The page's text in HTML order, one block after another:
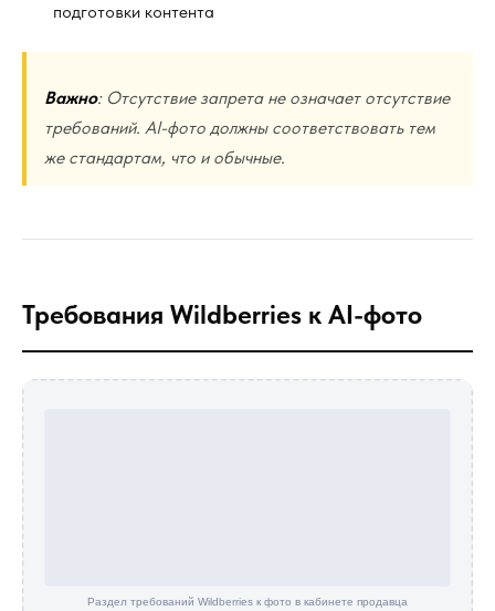
подготовки контента
Важно: Отсутствие запрета не означает отсутствие
требований. AI-фото должны соответствовать тем
же стандартам, что и обычные.
Требования Wildberries к AI-фото